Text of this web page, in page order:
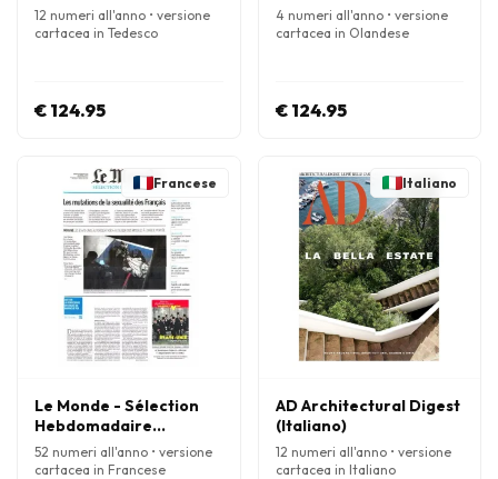
12 numeri all'anno • versione
cartacea in Tedesco
€ 124.95
4 numeri all'anno • versione
cartacea in Olandese
€ 124.95
Francese
Le Monde - Sélection
Hebdomadaire
(Francese)
52 numeri all'anno • versione
cartacea in Francese
Italiano
AD Architectural Digest
(Italiano)
12 numeri all'anno • versione
cartacea in Italiano